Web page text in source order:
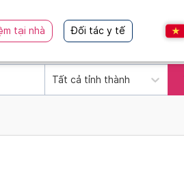
tại nhà Đối tác y tế
Tất cả tỉnh thành